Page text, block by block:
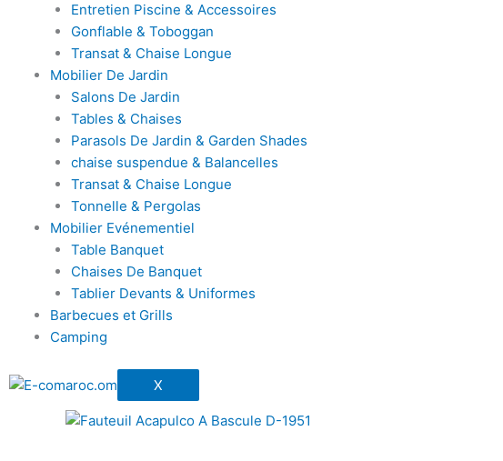
Entretien Piscine & Accessoires
Gonflable & Toboggan
Transat & Chaise Longue
Mobilier De Jardin
Salons De Jardin
Tables & Chaises
Parasols De Jardin & Garden Shades
chaise suspendue & Balancelles
Transat & Chaise Longue
Tonnelle & Pergolas
Mobilier Evénementiel
Table Banquet
Chaises De Banquet
Tablier Devants & Uniformes
Barbecues et Grills
Camping
X